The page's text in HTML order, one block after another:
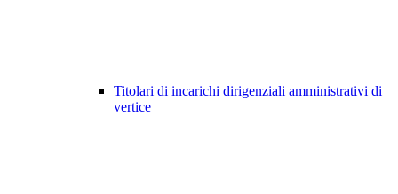
Titolari di incarichi dirigenziali amministrativi di
vertice